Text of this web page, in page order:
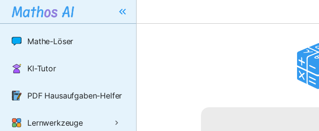
Mathe-Löser
KI-Tutor
PDF Hausaufgaben-Helfer
Lernwerkzeuge